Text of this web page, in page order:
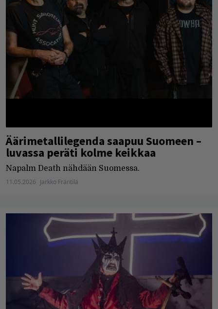
Äärimetallilegenda saapuu Suomeen –
luvassa peräti kolme keikkaa
Napalm Death nähdään Suomessa.
11.05.2026 Jarkko Fräntilä